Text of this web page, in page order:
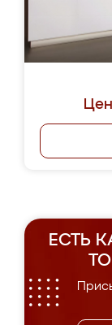
ЕСТЬ